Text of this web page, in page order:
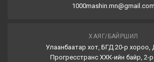
1000mashin.mn@gmail.com
ХАЯГ/БАЙРШИЛ
Улаанбаатар хот, БГД 20-р хороо,
Прогресстранс ХХК-ийн байр, 2-